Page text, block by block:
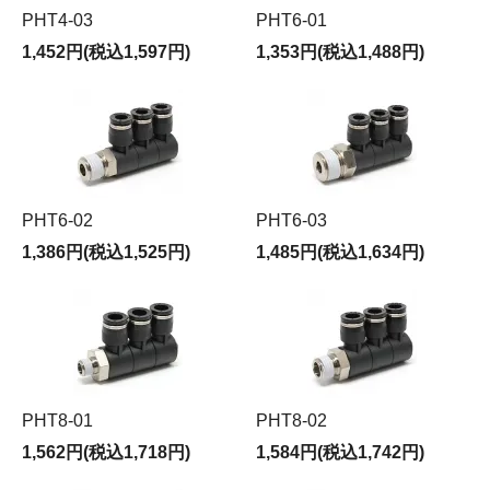
PHT4-03
1,452円(税込1,597円)
PHT6-01
1,353円(税込1,488円)
PHT6-02
1,386円(税込1,525円)
PHT6-03
1,485円(税込1,634円)
PHT8-01
1,562円(税込1,718円)
PHT8-02
1,584円(税込1,742円)